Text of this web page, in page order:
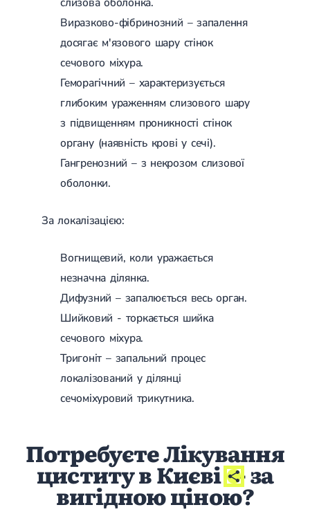
Магнітотерапія
Лазерна терапія
Реабілітація після перелому
Реабілітація після вивиху
Реабілітація після ендопротезування
Реабілітація після артроскопії
Лікувальна фізкультура
Дерматологія
Виразково-фібринозний – запалення
досягає м'язового шару стінок
сечового міхура.
Геморагічний – характеризується
глибоким ураженням слизового шару
з підвищенням проникності стінок
органу (наявність крові у сечі).
Гангренозний – з некрозом слизової
оболонки.
За локалізацією:
Вогнищевий, коли уражається
незначна ділянка.
Дифузний – запалюється весь орган.
Шийковий - торкається шийка
сечового міхура.
Тригоніт – запальний процес
локалізований у ділянці
сечоміхуровий трикутника.
Потребуєте Лікування
циститу в Києві - за
вигідною ціною?